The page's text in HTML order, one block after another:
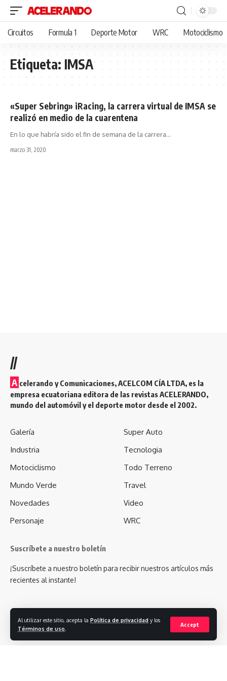
Al utilizar este sitio, acepta la Política de privacidad y los
Términos de uso
Accept
Circuitos Formula 1 Deporte Motor WRC Motociclismo
Etiqueta:IMSA
«Super Sebring» iRacing, la carrera virtual de IMSA se
realizó en medio de la cuarentena
En lo que habría sido el fin de semana de la carrera…
marzo 31, 2020
//
A celerando y Comunicaciones, ACELCOM CÍA LTDA, es la
empresa ecuatoriana editora de las revistas ACELERANDO,
mundo del automóvil y el deporte motor desde el 2002.
Galería
Industria
Motociclismo
Mundo Verde
Novedades
Personaje
Super Auto
Tecnologia
Todo Terreno
Travel
Video
WRC
Suscríbete a nuestro boletín
¡Suscríbete a nuestro boletín para recibir nuestros artículos más
recientes al instante!